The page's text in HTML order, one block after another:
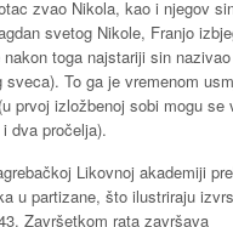
zvao Nikola, kao i njegov
svetog Nikole, Franjo
toga najstariji sin nazivao
sveca). To ga je vremenom
prvoj izložbenoj sobi mogu se
dva pročelja).
Likovnoj akademiji
u partizane, što ilustriraju
Završetkom rata završava